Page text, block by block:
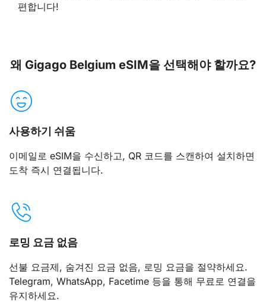
편합니다!
왜 Gigago Belgium eSIM을 선택해야 할까요?
사용하기 쉬움
이메일로 eSIM을 수신하고, QR 코드를 스캔하여 설치하면
도착 즉시 연결됩니다.
로밍 요금 없음
선불 요금제, 숨겨진 요금 없음, 로밍 요금을 절약하세요.
Telegram, WhatsApp, Facetime 등을 통해 무료로 연결을
유지하세요.